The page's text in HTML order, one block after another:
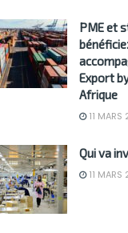
PME et
Export
Afrique
11 MARS
Qui va
11 MARS